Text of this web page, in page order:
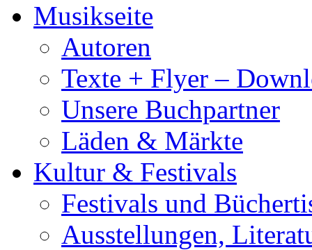
Musikseite
Autoren
Texte + Flyer –
Unsere Buchpartner
Läden & Märkte
Kultur & Festivals
Festivals und
Ausstellungen,